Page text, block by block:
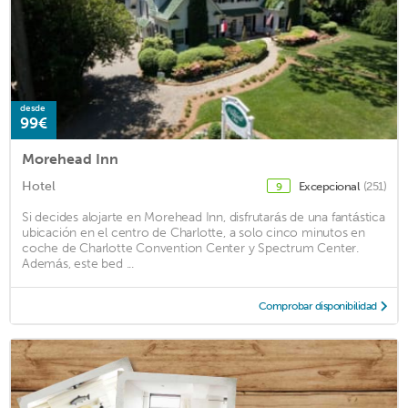
desde
99€
Morehead Inn
Hotel 9 Excepcional (251)
Si decides alojarte en Morehead Inn, disfrutarás de una fantástica
ubicación en el centro de Charlotte, a solo cinco minutos en
coche de Charlotte Convention Center y Spectrum Center.
Además, este bed ...
Comprobar disponibilidad